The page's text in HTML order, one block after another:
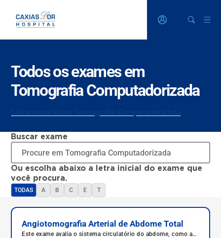
Todos os exames em
Tomografia Computadorizada
Buscar exame
Ou escolha abaixo a letra inicial do exame que
você procura.
TODAS A B C E T
Angiotomografia Arterial de Abdome Total
Este exame avalia o sistema circulatório do abdome, como a